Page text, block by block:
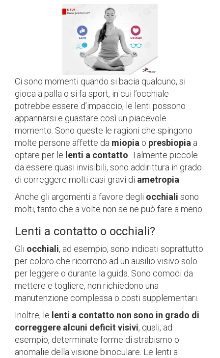
Ci sono momenti quando si bacia qualcuno, si
gioca a palla o si fa sport, in cui l’occhiale
potrebbe essere d’impaccio, le lenti possono
appannarsi e guastare così un piacevole
momento. Sono queste le ragioni che spingono
molte persone affette da miopia o presbiopia a
optare per le lenti a contatto. Talmente piccole
da essere quasi invisibili, sono addirittura in grado
di correggere molti casi gravi di ametropia.
Anche gli argomenti a favore degli occhiali sono
molti, tanto che a volte non se ne può fare a meno.
Lenti a contatto o occhiali?
Gli occhiali, ad esempio, sono indicati soprattutto
per coloro che ricorrono ad un ausilio visivo solo
per leggere o durante la guida. Sono comodi da
mettere e togliere, non richiedono una
manutenzione complessa o costi supplementari.
Inoltre, le lenti a contatto non sono in grado di
correggere alcuni deficit visivi, quali, ad
esempio, determinate forme di strabismo o
anomalie della visione binoculare. Le lenti a